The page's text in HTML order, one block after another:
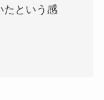
たという感